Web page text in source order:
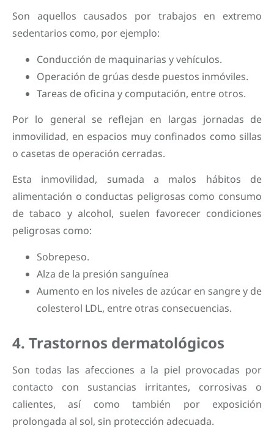
Son aquellos causados por trabajos en extremo
sedentarios como, por ejemplo:
Conducción de maquinarias y vehículos.
Operación de grúas desde puestos inmóviles.
Tareas de oficina y computación, entre otros.
Por lo general se reflejan en largas jornadas de
inmovilidad, en espacios muy confinados como sillas
o casetas de operación cerradas.
Esta inmovilidad, sumada a malos hábitos de
alimentación o conductas peligrosas como consumo
de tabaco y alcohol, suelen favorecer condiciones
peligrosas como:
Sobrepeso.
Alza de la presión sanguínea
Aumento en los niveles de azúcar en sangre y de
colesterol LDL, entre otras consecuencias.
4. Trastornos dermatológicos
Son todas las afecciones a la piel provocadas por
contacto con sustancias irritantes, corrosivas o
calientes, así como también por exposición
prolongada al sol, sin protección adecuada.